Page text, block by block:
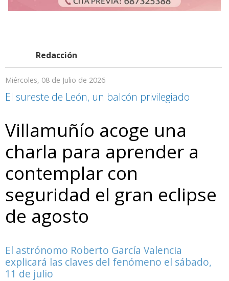
Redacción
Miércoles, 08 de Julio de 2026
El sureste de León, un balcón privilegiado
Villamuñío acoge una
charla para aprender a
contemplar con
seguridad el gran eclipse
de agosto
El astrónomo Roberto García Valencia
explicará las claves del fenómeno el sábado,
11 de julio